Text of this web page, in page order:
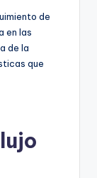
de
en las
de la
que